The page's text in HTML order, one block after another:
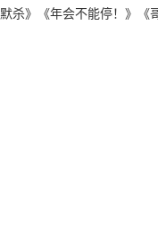
杀》《年会不能停！》